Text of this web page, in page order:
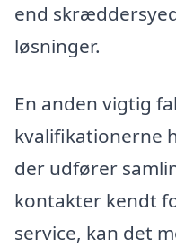
end
løsninger.
En anden vigtig
kvalifikationerne
der udfører
kontakter kendt
service, kan det